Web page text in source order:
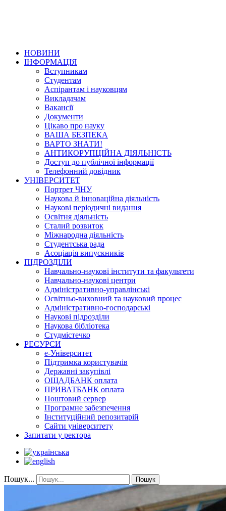
НОВИНИ
ІНФОРМАЦІЯ
Вступникам
Студентам
Аспірантам і науковцям
Викладачам
Вакансії
Документи
Цікаво про науку
ВАША БЕЗПЕКА
ВАРТО ЗНАТИ!
АНТИКОРУПЦІЙНА ДІЯЛЬНІСТЬ
Доступ до публічної інформації
Телефонний довідник
УНІВЕРСИТЕТ
Портрет ЧНУ
Наукова й інноваційна діяльність
Наукові періодичні видання
Освітня діяльність
Сталий розвиток
Міжнародна діяльність
Студентська рада
Асоціація випускників
ПІДРОЗДІЛИ
Навчально-наукові інститути та факультети
Навчально-наукові центри
Адміністративно-управлінські
Освітньо-виховний та науковий процес
Адміністративно-господарські
Наукові підрозділи
Наукова бібліотека
Студмістечко
РЕСУРСИ
е-Університет
Підтримка користувачів
Державні закупівлі
ОЩАДБАНК оплата
ПРИВАТБАНК оплата
Поштовий сервер
Програмне забезпечення
Інституційний репозитарій
Сайти університету
Запитати у ректора
Пошук... Пошук